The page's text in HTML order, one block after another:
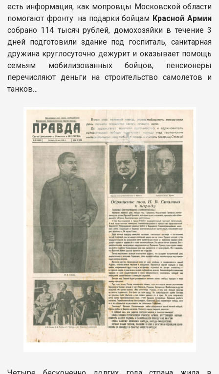
есть информация, как мопровцы Московской области
помогают фронту: на подарки бойцам Красной Армии
собрано 114 тысяч рублей, домохозяйки в течение 3
дней подготовили здание под госпиталь, санитарная
дружина круглосуточно дежурит и оказывает помощь
семьям мобилизованных бойцов, пенсионеры
перечисляют деньги на строительство самолетов и
танков…